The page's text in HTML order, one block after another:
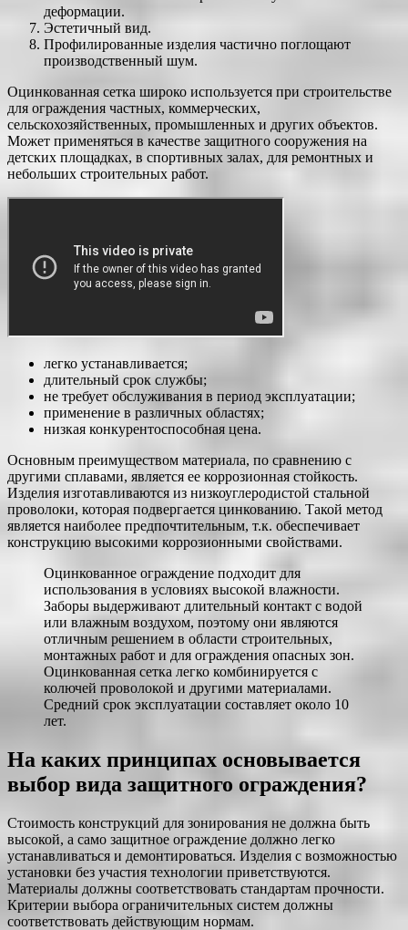
деформации.
Эстетичный вид.
Профилированные изделия частично поглощают
производственный шум.
Оцинкованная сетка широко используется при строительстве
для ограждения частных, коммерческих,
сельскохозяйственных, промышленных и других объектов.
Может применяться в качестве защитного сооружения на
детских площадках, в спортивных залах, для ремонтных и
небольших строительных работ.
легко устанавливается;
длительный срок службы;
не требует обслуживания в период эксплуатации;
применение в различных областях;
низкая конкурентоспособная цена.
Основным преимуществом материала, по сравнению с
другими сплавами, является ее коррозионная стойкость.
Изделия изготавливаются из низкоуглеродистой стальной
проволоки, которая подвергается цинкованию. Такой метод
является наиболее предпочтительным, т.к. обеспечивает
конструкцию высокими коррозионными свойствами.
Оцинкованное ограждение подходит для
использования в условиях высокой влажности.
Заборы выдерживают длительный контакт с водой
или влажным воздухом, поэтому они являются
отличным решением в области строительных,
монтажных работ и для ограждения опасных зон.
Оцинкованная сетка легко комбинируется с
колючей проволокой и другими материалами.
Средний срок эксплуатации составляет около 10
лет.
На каких принципах основывается
выбор вида защитного ограждения?
Стоимость конструкций для зонирования не должна быть
высокой, а само защитное ограждение должно легко
устанавливаться и демонтироваться. Изделия с возможностью
установки без участия технологии приветствуются.
Материалы должны соответствовать стандартам прочности.
Критерии выбора ограничительных систем должны
соответствовать действующим нормам.